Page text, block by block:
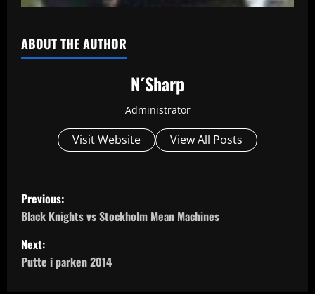
ABOUT THE AUTHOR
N´Sharp
Administrator
Visit Website View All Posts
P
o
s
Previous:
Black Knights vs Stockholm Mean Machines
Next:
Putte i parken 2014